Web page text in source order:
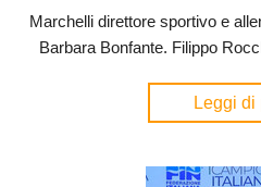
Marchelli direttore sportivo e
Barbara Bonfante. Filippo
Leggi di